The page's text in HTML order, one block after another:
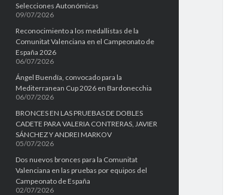
Selecciones Autonómicas
09/07/2026
Reconocimiento a los medallistas de la
Comunitat Valenciana en el Campeonato de
España 2026
06/07/2026
Ángel Buendía, convocado para la
Mediterranean Cup 2026 en Bardonecchia
06/07/2026
BRONCES EN LAS PRUEBAS DE DOBLES
CADETE PARA VALERIA CONTRERAS, JAVIER
SÁNCHEZ Y ANDREI MARKOV
05/07/2026
Dos nuevos bronces para la Comunitat
Valenciana en las pruebas por equipos del
Campeonato de España
02/07/2026